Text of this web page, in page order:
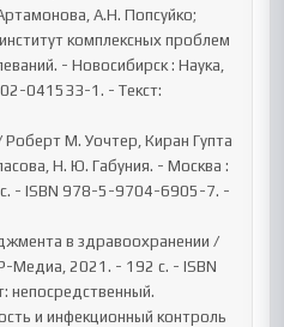
А.Н. Попсуйко;
комплексных проблем
- Новосибирск : Наука,
041533-1. - Текст:
Роберт М. Уочтер, Киран Гупта
Н. Ю. Габуния. - Москва :
- ISBN 978-5-9704-6905-7. -
в здравоохранении /
Медиа, 2021. - 192 с. - ISBN
и инфекционный контроль